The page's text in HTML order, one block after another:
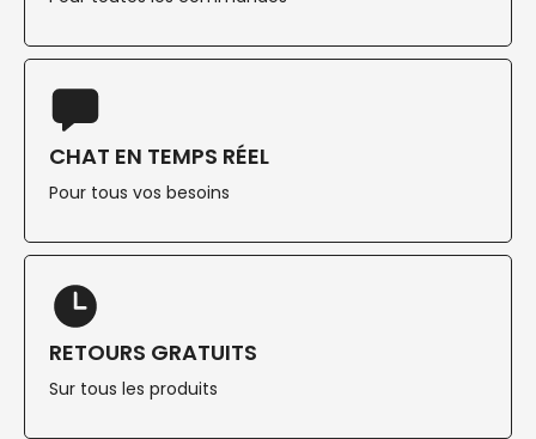
CHAT EN TEMPS RÉEL
Pour tous vos besoins
RETOURS GRATUITS
Sur tous les produits